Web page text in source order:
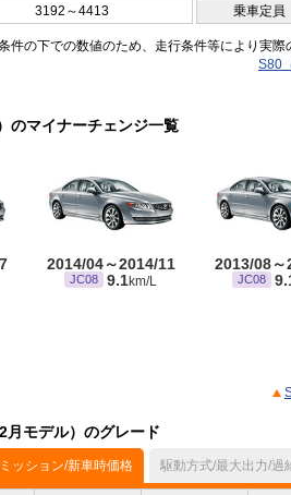
3192～4413 乗車定員
の下での数値のため、走行条件等により実際
S80
のマイナーチェンジ一覧
2014/04～2014/11
JC08 9.1km/L
2013/08～
JC08
モデル）のグレード
ッション/新車時価格 駆動方式/最大出力/過